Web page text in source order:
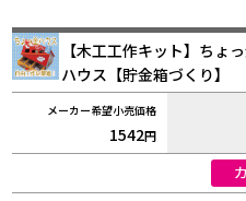
【木工工作キット】ちょ
ハウス【貯金箱づくり】
1542円